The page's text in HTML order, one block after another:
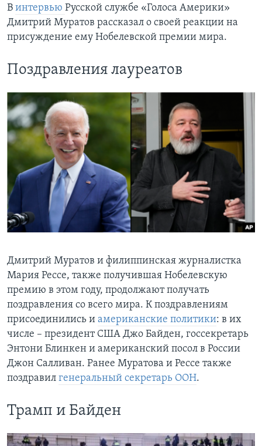
В интервью Русской службе «Голоса Америки»
Дмитрий Муратов рассказал о своей реакции на
присуждение ему Нобелевской премии мира.
Поздравления лауреатов
Дмитрий Муратов и филиппинская журналистка
Мария Рессе, также получившая Нобелевскую
премию в этом году, продолжают получать
поздравления со всего мира. К поздравлениям
присоединились и американские политики: в их
числе – президент США Джо Байден, госсекретарь
Энтони Блинкен и американский посол в России
Джон Салливан. Ранее Муратова и Рессе также
поздравил генеральный секретарь ООН.
Трамп и Байден